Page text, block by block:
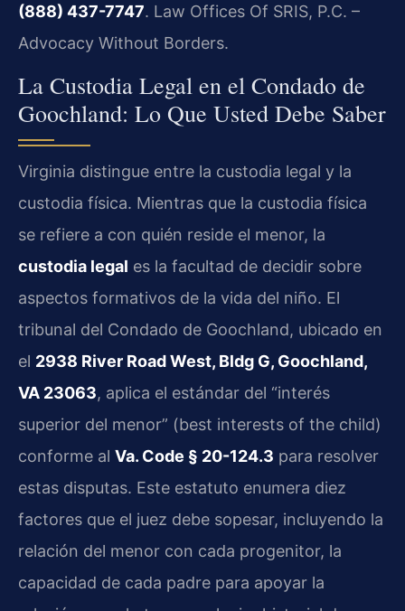
(888) 437-7747. Law Offices Of SRIS, P.C. –
Advocacy Without Borders.
La Custodia Legal en el Condado de
Goochland: Lo Que Usted Debe Saber
Virginia distingue entre la custodia legal y la
custodia física. Mientras que la custodia física
se refiere a con quién reside el menor, la
custodia legal es la facultad de decidir sobre
aspectos formativos de la vida del niño. El
tribunal del Condado de Goochland, ubicado en
el 2938 River Road West, Bldg G, Goochland,
VA 23063, aplica el estándar del “interés
superior del menor” (best interests of the child)
conforme al Va. Code § 20-124.3 para resolver
estas disputas. Este estatuto enumera diez
factores que el juez debe sopesar, incluyendo la
relación del menor con cada progenitor, la
capacidad de cada padre para apoyar la